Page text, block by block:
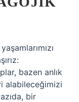
bazen anlık
alabileceğimizi
bir